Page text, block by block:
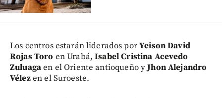
Los centros estarán liderados porYeison David
Rojas Toro en Urabá,Isabel Cristina Acevedo
Zuluagaen el Oriente antioqueño yJhon Alejandro
Vélezen el Suroeste.